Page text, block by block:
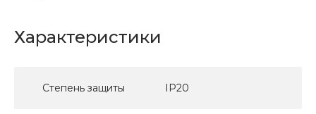
Характеристики
Степень защиты IP20